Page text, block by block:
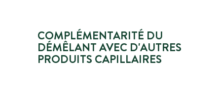
COMPLÉMENTARITÉ DU
DÉMÊLANT AVEC D'AUTRES
PRODUITS CAPILLAIRES